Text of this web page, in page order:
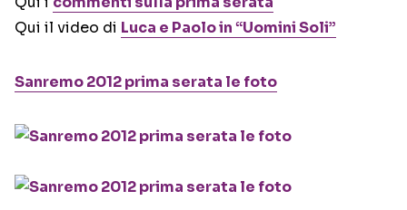
Qui il video di Luca e Paolo in “Uomini Soli”
Sanremo 2012 prima serata le foto